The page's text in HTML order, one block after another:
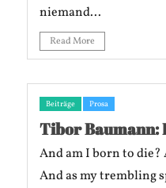
niemand...
Read More
Beiträge Prosa
Tibor Baumann:
And am I born to
And as my trembling